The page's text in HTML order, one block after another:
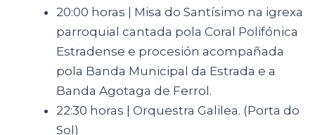
20:00 horas | Misa do Santísimo na igrexa
parroquial cantada pola Coral Polifónica
Estradense e procesión acompañada
pola Banda Municipal da Estrada e a
Banda Agotaga de Ferrol.
22:30 horas | Orquestra Galilea. (Porta do
Sol)